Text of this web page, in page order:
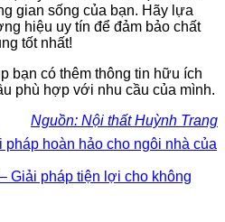
gian sống của bạn. Hãy lựa
hiệu uy tín để đảm bảo chất
tốt nhất!
bạn có thêm thông tin hữu ích
phù hợp với nhu cầu của mình.
Nguồn: Nội thất Huỳnh Trang
hoàn hảo cho ngôi nhà của
Giải pháp tiện lợi cho không